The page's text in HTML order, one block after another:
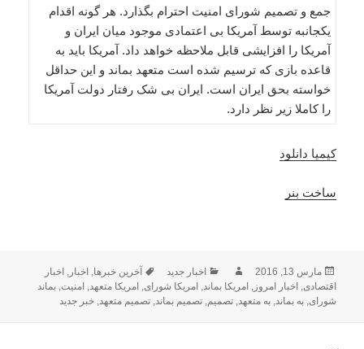
جمع و تصمیم شورای امنیت احترام بگذارد. هر گونه اقدام
یکجانبه توسط آمریکا بی اعتمادی موجود میان ایران و
آمریکا را افزایشی قابل ملاحظه خواهد داد. آمریکا باید به
قاعده بازی که ترسیم شده است متعهد بماند و این حداقل
خواسته بحق ایران است. ایران بی شک رفتار دولت آمریکا
را کاملا زیر نظر دارد.
کیمیا دانلود
ساخت بنر
ارسال
شده
در
مارس 13, 2016 نویسندهدسته‌ها
اخبار جدید برچسب‌ها
آخرین خبرها, اخبار, اخبار
اقتصادی, اخبار امروز, امریکا بماند, امریکا شورای, امریکا متعهد, امنیت,بماند
شورای,به بماند,به متعهد,تصمیم,تصمیم بماند,تصمیم متعهد,خبر جدید